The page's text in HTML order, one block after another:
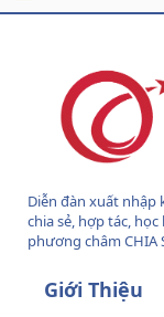
Diễn đàn xuất nhập
chia sẻ, hợp tác,
phương châm CHIA
Giới Thiệu